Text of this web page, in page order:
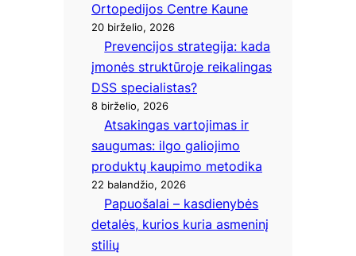
Ortopedijos Centre Kaune
20 birželio, 2026
Prevencijos strategija: kada
įmonės struktūroje reikalingas
DSS specialistas?
8 birželio, 2026
Atsakingas vartojimas ir
saugumas: ilgo galiojimo
produktų kaupimo metodika
22 balandžio, 2026
Papuošalai – kasdienybės
detalės, kurios kuria asmeninį
stilių